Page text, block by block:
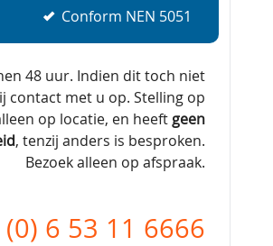
Conform NEN 5051
48 uur. Indien dit toch niet
contact met u op. Stelling op
op locatie, en heeft geen
, tenzij anders is besproken.
Bezoek alleen op afspraak.
6 53 11 6666